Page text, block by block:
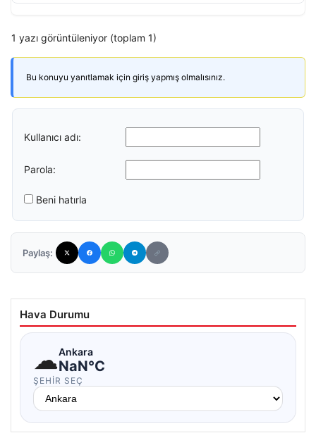
1 yazı görüntüleniyor (toplam 1)
Bu konuyu yanıtlamak için giriş yapmış olmalısınız.
Kullanıcı adı:
Parola:
Beni hatırla
Paylaş:
Hava Durumu
☁Ankara
NaN°C
ŞEHIR SEÇ